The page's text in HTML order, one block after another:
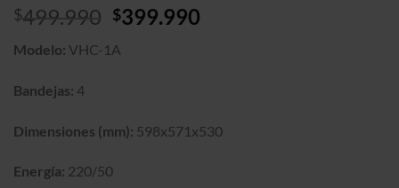
$499.990 El
original
$399.990
Modelo: VHC-1A
Bandejas: 4
Dimensiones (mm): 598x571x530
Energía: 220/50